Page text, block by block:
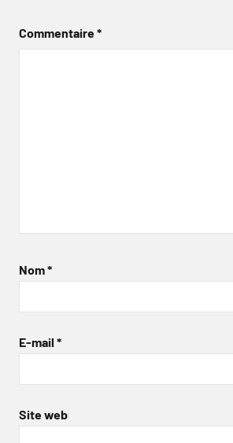
Commentaire*
Nom*
E-mail *
Site web